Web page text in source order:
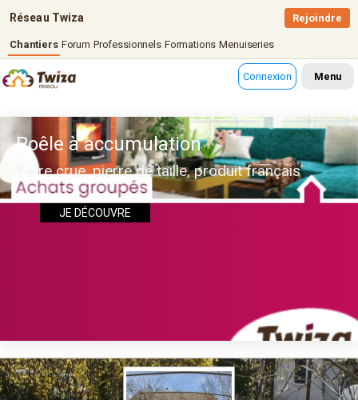
Réseau Twiza
Chantiers Forum Professionnels Formations Menuiseries
Rejoindre
Connexion Menu
Poêle à accumulation
Terre crue, pierre de taille, produit français
JE DÉCOUVRE